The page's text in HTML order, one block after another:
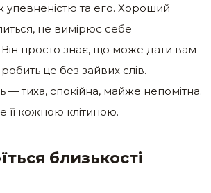
упевненістю та его. Хороший
не вимірює себе
просто знає, що може дати вам
це без зайвих слів.
— тиха, спокійна, майже непомітна.
її кожною клітиною.
близькості